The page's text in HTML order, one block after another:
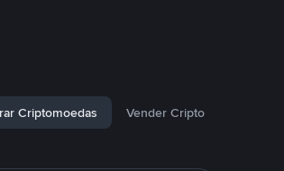
Criptomoedas Vender Cripto